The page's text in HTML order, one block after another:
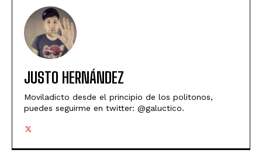
JUSTO HERNÁNDEZ
Moviladicto desde el principio de los politonos,
puedes seguirme en twitter: @galuctico.